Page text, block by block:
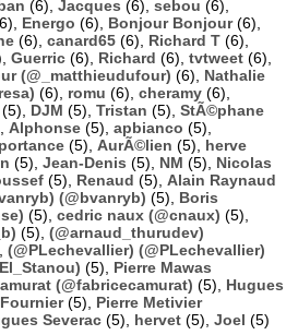
(6), Jacques (6), sebou (6),
Energo (6), Bonjour Bonjour(6),
(6), canard65 (6), Richard T (6),
Guerric (6), Richard (6), tvtweet (6),
(@_matthieudufour) (6), Nathalie
(6), romu (6), cheramy (6),
(5), DJM (5), Tristan (5), StÃ©phane
Alphonse (5), apbianco (5),
(5), AurÃ©lien (5), herve
(5), Jean-Denis (5), NM (5), Nicolas
(5), Renaud (5), Alain Raynaud
(@bvanryb) (5), Boris
(5), cedric naux (@cnaux) (5),
(5), (@arnaud_thurudev)
(@PLechevallier) (@PLechevallier)
(5), Pierre Mawas
(@fabricecamurat) (5), Hugues
(5), Pierre Metivier
Severac (5), hervet (5), Joel (5)